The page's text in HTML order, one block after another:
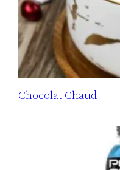
Chocolat Chaud